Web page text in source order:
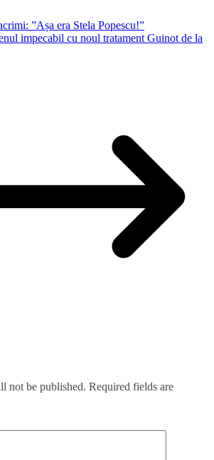
”Așa era Stela Popescu!”
impecabil cu noul tratament Guinot de la
not be published. Required fields are